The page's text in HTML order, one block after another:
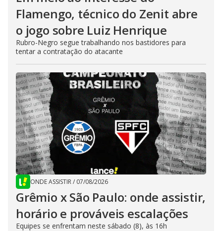
Flamengo, técnico do Zenit abre
o jogo sobre Luiz Henrique
Rubro-Negro segue trabalhando nos bastidores para
tentar a contratação do atacante
ONDE ASSISTIR/ 07/08/2026
Grêmio x São Paulo: onde assistir,
horário e prováveis escalações
Equipes se enfrentam neste sábado (8), às 16h